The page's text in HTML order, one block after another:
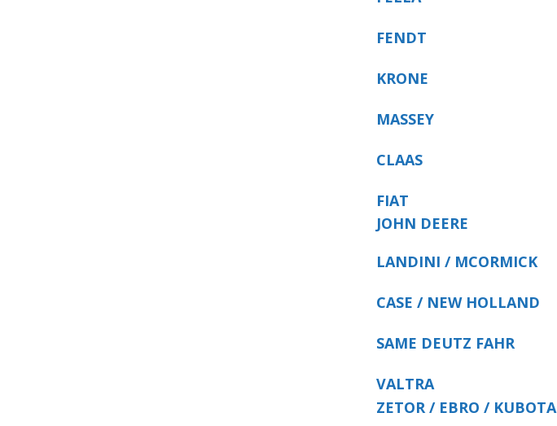
FENDT
KRONE
MASSEY
CLAAS
FIAT
JOHN DEERE
LANDINI / MCORMICK
CASE / NEW HOLLAND
SAME DEUTZ FAHR
VALTRA
ZETOR / EBRO / KUBOTA